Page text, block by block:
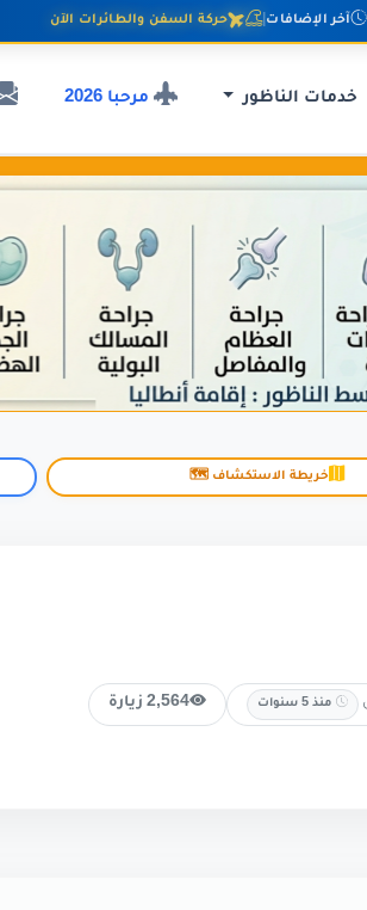
| آخر الإضافات | حركة السفن والطائرات الآن
خدمات الناظور مرحبا 2026
خريطة الاستكشاف 🗺️
منذ 5 سنوات 2,564 زيارة